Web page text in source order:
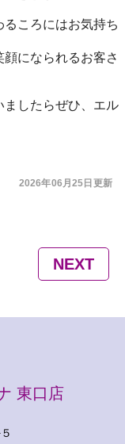
2026年06月25日更新
NEXT
東口店